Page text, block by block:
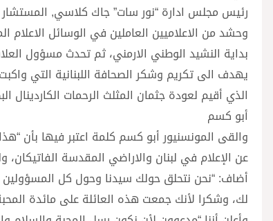
رئيس مجلس ادارة “نور سات” جاك كلاسي, المستشار
وحشد من الاعلاميين العاملين في الوسائل الاعلام
بداية النشيد الوطني الارمني، ثم تحدث مسؤول
يهدف الى تكريم وشكر الصحافة اللبنانية التي
الذي أقيم لعودة جثمان المثلث الرحمات الكاردينال
أبو كسم
والقى المونسنيور أبو كسم كلمة اعتبر فيها بأن
عن الإعلام في لبنان والاراضي المقدسة
أضاف: “نحن نتحلق حولك سيدنا وحول كل المسؤولين
لك، وشكرا لأنك جمعت هذه العائلة على مائدة